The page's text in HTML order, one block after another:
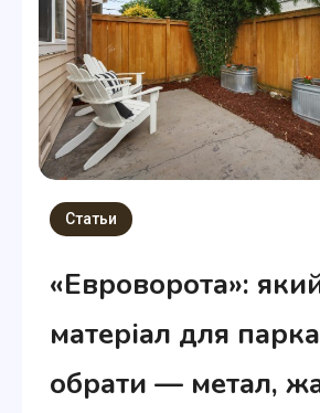
Статьи
«Евроворота»:
матеріал для
обрати — метал,